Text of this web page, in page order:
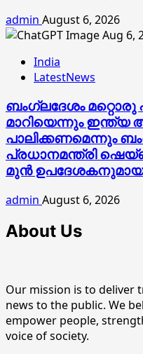
admin August 6, 2026
India
LatestNews
ബംഗ്ലദേശം മറ്റൊരു
മാറിയെന്നും ഇന്ത്യ
പാലിക്കണമെന്നും
പ്രധാനമന്ത്രി
മുൻ
admin August 6, 2026
About Us
Our mission is to deliver
news to the public. We
empower people,
voice of society.